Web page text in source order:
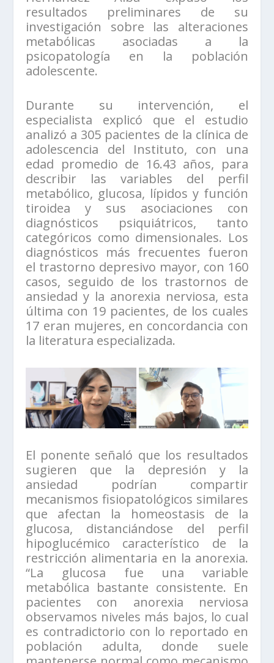
resultados preliminares de su
investigación sobre las alteraciones
metabólicas asociadas a la
psicopatología en la población
adolescente.
Durante su intervención, el
especialista explicó que el estudio
analizó a 305 pacientes de la clínica de
adolescencia del Instituto, con una
edad promedio de 16.43 años, para
describir las variables del perfil
metabólico, glucosa, lípidos y función
tiroidea y sus asociaciones con
diagnósticos psiquiátricos, tanto
categóricos como dimensionales. Los
diagnósticos más frecuentes fueron
el trastorno depresivo mayor, con 160
casos, seguido de los trastornos de
ansiedad y la anorexia nerviosa, esta
última con 19 pacientes, de los cuales
17 eran mujeres, en concordancia con
la literatura especializada.
El ponente señaló que los resultados
sugieren que la depresión y la
ansiedad podrían compartir
mecanismos fisiopatológicos similares
que afectan la homeostasis de la
glucosa, distanciándose del perfil
hipoglucémico característico de la
restricción alimentaria en la anorexia.
“La glucosa fue una variable
metabólica bastante consistente. En
pacientes con anorexia nerviosa
observamos niveles más bajos, lo cual
es contradictorio con lo reportado en
población adulta, donde suele